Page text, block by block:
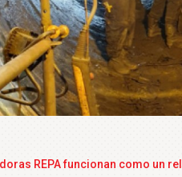
REPA funcionan como un